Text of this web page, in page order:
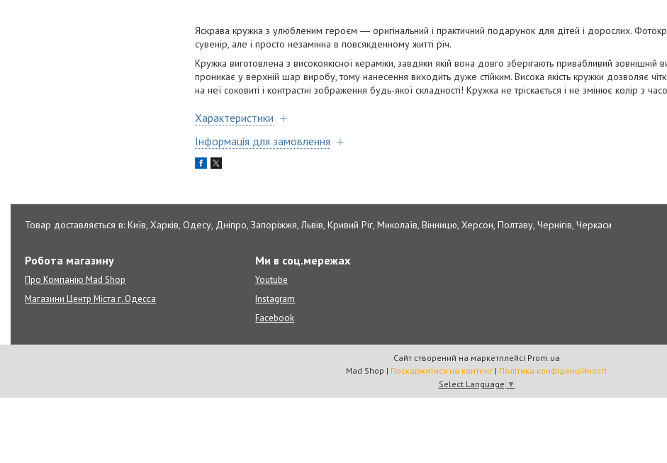
Яскрава кружка з улюбленим героєм ― оригінальний і практичний подарунок для дітей і дорослих.
сувенір, але і просто незамінна в повсякденному житті річ.
Кружка виготовлена з високоякісної кераміки, завдяки якій вона довго зберігають привабливий зовнішній
проникає у верхній шар виробу, тому нанесення виходить дуже стійким. Висока якість кружки дозволяє
на неї соковиті і контрастні зображення будь-якої складності! Кружка не тріскається і не змінює колір з
Характеристики
Інформація для замовлення
Товар доставляється в: Київ, Харків, Одесу, Дніпро, Запоріжжя, Львів, Кривий Ріг, Миколаїв, Вінницю, Херсон, Полтаву, Чернігів, Черкаси
Робота магазину
Про Компанію Mad Shop
Магазини Центр Міста г. Одесса
Ми в соц.мережах
Youtube
Instagram
Facebook
Сайт створений на маркетплейсі Prom.ua
Mad Shop | Поскаржитися на контент | Політика конфіденційності
Select Language ▼